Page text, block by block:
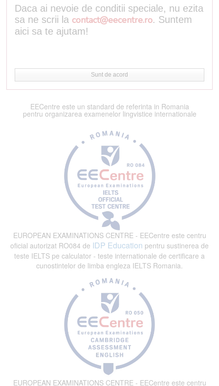
Daca ai nevoie de conditii speciale, nu ezita
sa ne scrii la contact@eecentre.ro. Suntem
aici sa te ajutam!
Sunt de acord
EECentre este un standard de referinta in Romania
pentru organizarea examenelor lingvistice internationale
EUROPEAN EXAMINATIONS CENTRE - EECentre este centru
oficial autorizat RO084 de IDP Education pentru sustinerea de
teste IELTS pe calculator - teste internationale de certificare a
cunostintelor de limba engleza IELTS Romania.
EUROPEAN EXAMINATIONS CENTRE - EECentre este centru